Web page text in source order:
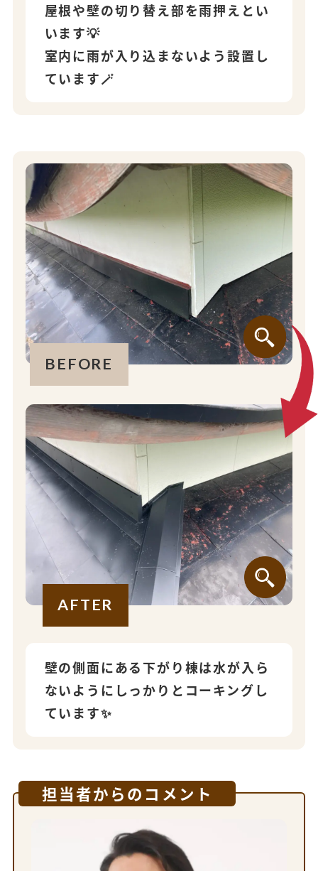
屋根や壁の切り替え部を雨押えとい
います💡
室内に雨が入り込まないよう設置し
ています🪄
BEFORE
AFTER
壁の側面にある下がり棟は水が入ら
ないようにしっかりとコーキングし
ています✨
担当者からのコメント